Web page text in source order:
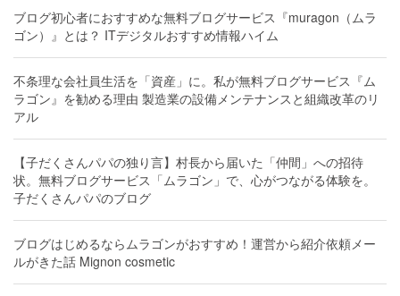
ブログ初心者におすすめな無料ブログサービス『muragon（ムラ
ゴン）』とは？ ITデジタルおすすめ情報ハイム
不条理な会社員生活を「資産」に。私が無料ブログサービス『ム
ラゴン』を勧める理由 製造業の設備メンテナンスと組織改革のリ
アル
【子だくさんパパの独り言】村長から届いた「仲間」への招待
状。無料ブログサービス「ムラゴン」で、心がつながる体験を。
子だくさんパパのブログ
ブログはじめるならムラゴンがおすすめ！運営から紹介依頼メー
ルがきた話 Mignon cosmetic